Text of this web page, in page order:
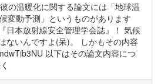
の温暖化に関する論文には「地球温
変動予測」というものがあります
日本放射線安全管理学会誌』！ 気候
ないんですよ(呆)。 しかもその内容
以下はその論文内容につ